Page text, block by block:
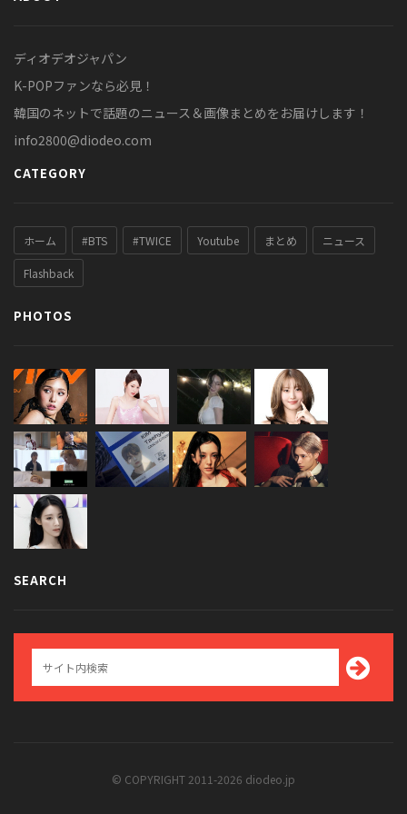
ディオデオジャパン
K-POPファンなら必見！
韓国のネットで話題のニュース＆画像まとめをお届けします！
info2800@diodeo.com
CATEGORY
ホーム #BTS #TWICE Youtube まとめ ニュース
Flashback
PHOTOS
SEARCH
© COPYRIGHT 2011-2026 diodeo.jp